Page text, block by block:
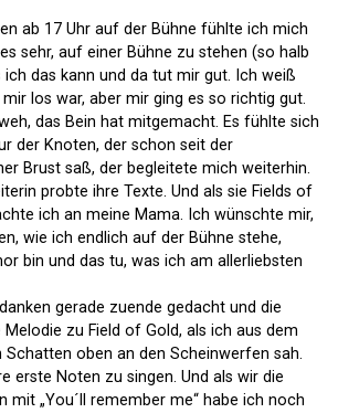
ab 17 Uhr auf der Bühne fühlte ich mich
sehr, auf einer Bühne zu stehen (so halb
ich das kann und da tut mir gut. Ich weiß
los war, aber mir ging es so richtig gut.
das Bein hat mitgemacht. Es fühlte sich
der Knoten, der schon seit der
Brust saß, der begleitete mich weiterhin.
probte ihre Texte. Und als sie Fields of
ich an meine Mama. Ich wünschte mir,
wie ich endlich auf der Bühne stehe,
bin und das tu, was ich am allerliebsten
gerade zuende gedacht und die
Melodie zu Field of Gold, als ich aus dem
Schatten oben an den Scheinwerfen sah.
erste Noten zu singen. Und als wir die
mit „You´ll remember me“ habe ich noch